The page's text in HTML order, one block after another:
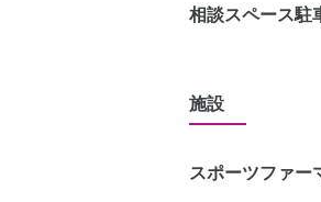
相談スペース駐
施設
スポーツファー